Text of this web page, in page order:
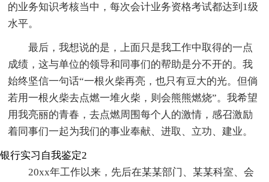
的业务知识考核当中，每次会计业务资格考试都达到1级
水平。
最后，我想说的是，上面只是我工作中取得的一点
成绩，这与单位的领导和同事们的帮助是分不开的。我
始终坚信一句话“一根火柴再亮，也只有豆大的光。但倘
若用一根火柴去点燃一堆火柴，则会熊熊燃烧”。我希望
用我亮丽的青春，去点燃周围每个人的激情，感召激励
着同事们一起为我们的事业奉献、进取、立功、建业。
银行实习自我鉴定2
20xx年工作以来，先后在某某部门、某某科室、会